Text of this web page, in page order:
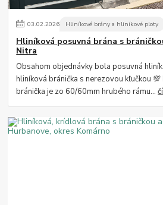
03.02.2026 Hliníkové brány a hliníkové ploty
Hliníková posuvná brána s
Nitra
Obsahom objednávky bola posuvná
hliníková bránička s nerezovou kľučkou 💯
bránička je zo 60/60mm hrubého rámu...